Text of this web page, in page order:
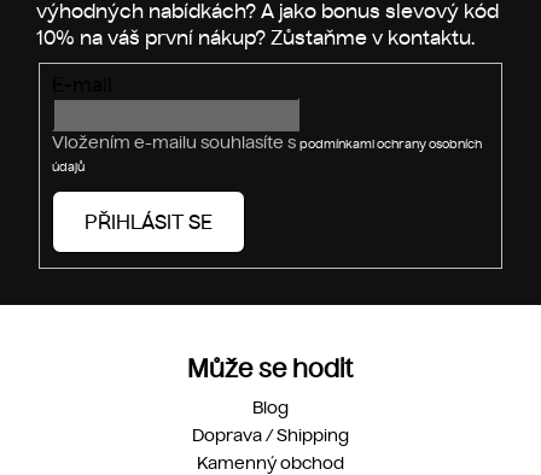
Vložením e-mailu souhlasíte s podmínkami ochrany osobních
údajů
PŘIHLÁSIT SE
Může se hodit
Blog
Doprava / Shipping
Kamenný obchod